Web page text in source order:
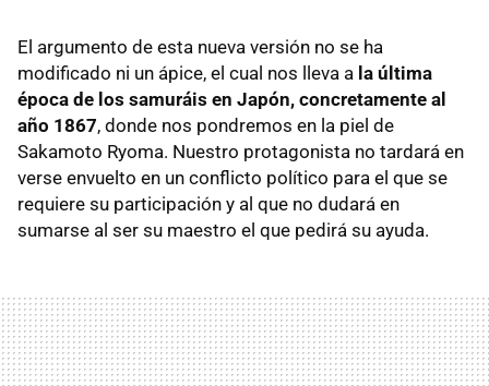
El argumento de esta nueva versión no se ha
modificado ni un ápice, el cual nos lleva a la última
época de los samuráis en Japón, concretamente al
año 1867, donde nos pondremos en la piel de
Sakamoto Ryoma. Nuestro protagonista no tardará en
verse envuelto en un conflicto político para el que se
requiere su participación y al que no dudará en
sumarse al ser su maestro el que pedirá su ayuda.